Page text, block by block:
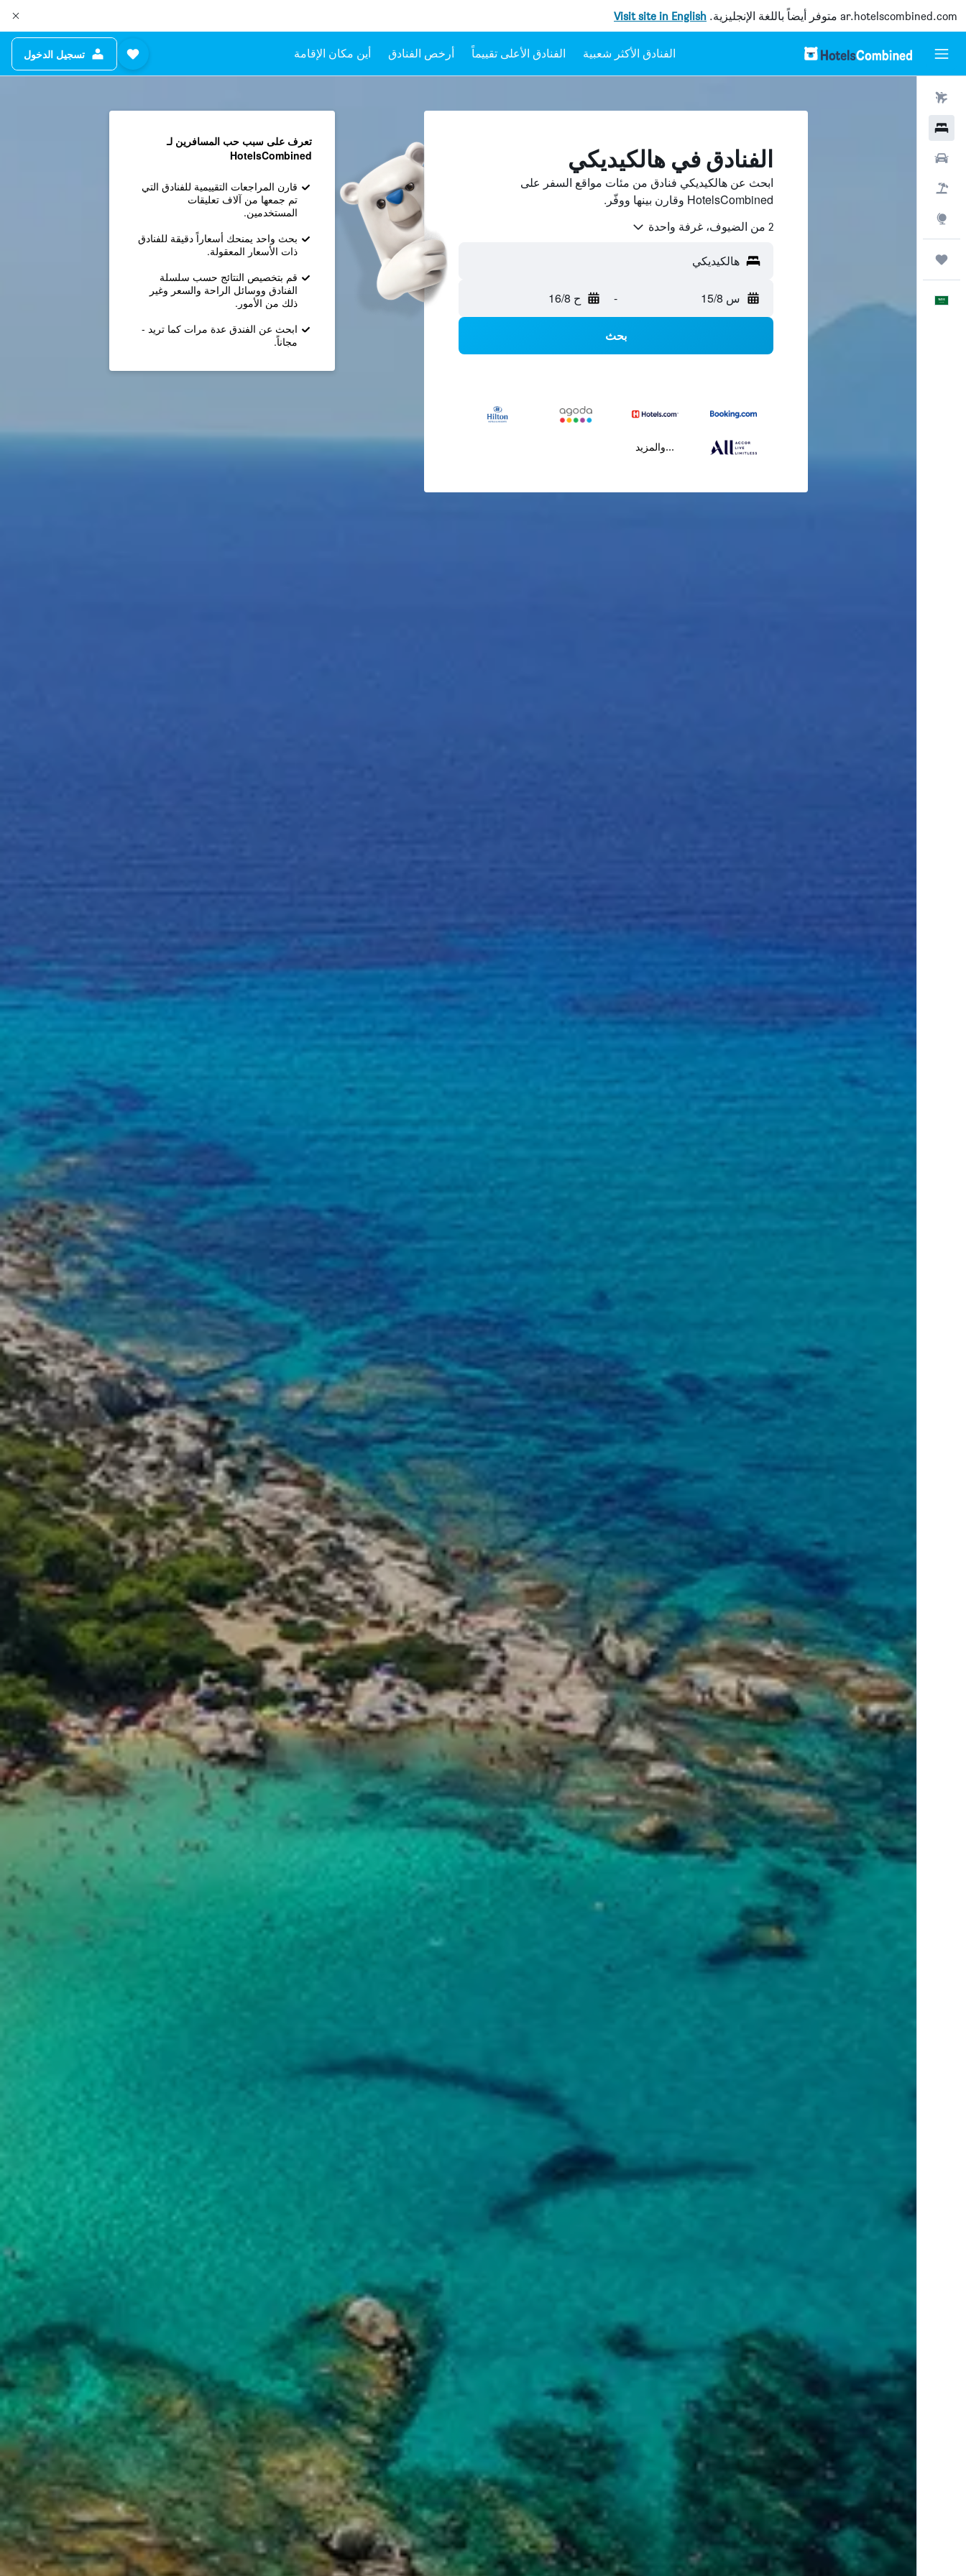
ar.hotelscombined.com متوفر أيضاً باللغة الإنجليزية. Visit site in English
الفنادق الأعلى تقييماً أرخص الفنادق أين مكان الإقامة تسجيل الدخول
الفنادق في هالكيديكي
ابحث عن هالكيديكي فنادق من مئات مواقع السفر على
HotelsCombined وقارن بينها ووفّر.
2 من الضيوف، غرفة واحدة
هالكيديكي
س 15/8 - ح 16/8
بحث
...والمزيد
تعرف على سبب حب المسافرين لـ
HotelsCombined
قارن المراجعات التقييمية للفنادق التي
تم جمعها من آلاف تعليقات
المستخدمين.
بحث واحد يمنحك أسعاراً دقيقة للفنادق
ذات الأسعار المعقولة.
قم بتخصيص النتائج حسب سلسلة
الفنادق ووسائل الراحة والسعر وغير
ذلك من الأمور.
ابحث عن الفندق عدة مرات كما تريد -
مجاناً.